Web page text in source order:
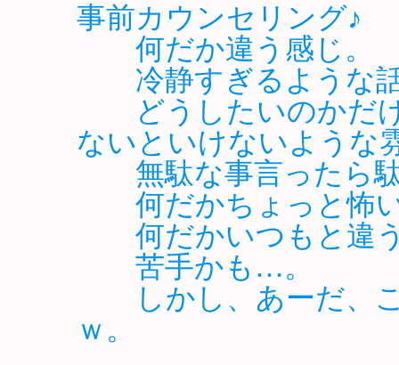
事前カウンセリング♪
何だか違う感じ。
冷静すぎるような
どうしたいのかだけ
ないといけないような
無駄な事言ったら駄
何だかちょっと怖
何だかいつもと違
苦手かも…。
しかし、あーだ、こ
ｗ。